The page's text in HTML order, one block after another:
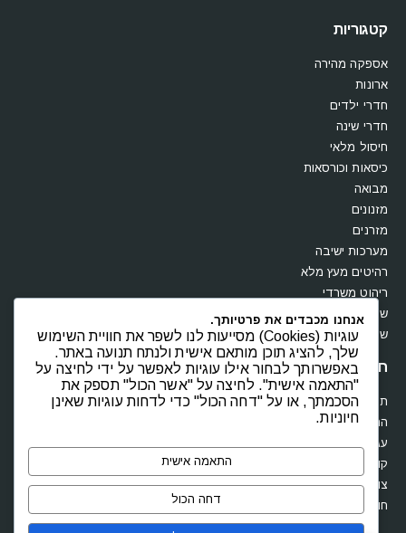
קטגוריות
אספקה מהירה
ארונות
חדרי ילדים
חדרי שינה
חיסול מלאי
כיסאות וכורסאות
מבואה
מזנונים
מזרנים
מערכות ישיבה
רהיטים מעץ מלא
ריהוט משרדי
שולחנות
שידות וקומודות
חנות
תקנון
החשבון שלי
עגלת קניות
קופה
צור קשר
חוות דעת
אנחנו מכבדים את פרטיותך.
עוגיות (Cookies) מסייעות לנו לשפר את חוויית השימוש
שלך, להציג תוכן מותאם אישית ולנתח תנועה באתר.
באפשרותך לבחור אילו עוגיות לאפשר על ידי לחיצה על
"התאמה אישית". לחיצה על "אשר הכול" תספק את
הסכמתך, או על "דחה הכול" כדי לדחות עוגיות שאינן
חיוניות.
התאמה אישית
דחה הכול